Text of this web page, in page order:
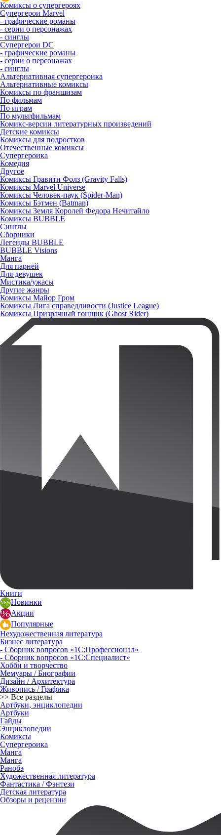
Комиксы о супергероях
Супергерои Marvel
- графические романы
- серии о персонажах
- синглы
Супергерои DC
- графические романы
- серии о персонажах
- синглы
Альтернативная супергероика
Альтернативные комиксы
Комиксы по франшизам
По фильмам
По играм
По мультфильмам
Комикс-версии литературных произведений
Детские комиксы
Комиксы для подростков
Отечественные комиксы
Супергероика
Комедия
Другое
Комиксы Гравити Фолз (Gravity Falls)
Комиксы Marvel Universe
Комиксы Человек-паук (Spider-Man)
Комиксы Бэтмен (Batman)
Комиксы Земля Королей Федора Нечитайло
Комиксы BUBBLE
Синглы
Сборники
Легенды BUBBLE
BUBBLE Visions
Манга
Для парней
Для девушек
Мистика/ужасы
Другие жанры
Комиксы Майор Гром
Комиксы Лига справедливости (Justice League)
Комиксы Призрачный гонщик (Ghost Rider)
Книги
Новинки
Акции
Популярные
Нехудожественная литература
Бизнес литература
- Сборник вопросов «1С:Профессионал»
- Сборник вопросов «1С:Специалист»
Хобби и творчество
Мемуары / Биографии
Дизайн / Архитектура
Живопись / Графика
>> Все разделы
Артбуки, энциклопедии
Артбуки
Гайды
Энциклопедии
Комиксы
Супергероика
Манга
Манга
Ранобэ
Художественная литература
Фантастика / Фэнтези
Детская литература
Обзоры и рецензии